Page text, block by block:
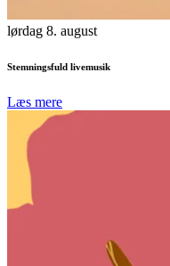
lørdag 8. august
Stemningsfuld livemusik
Læs mere